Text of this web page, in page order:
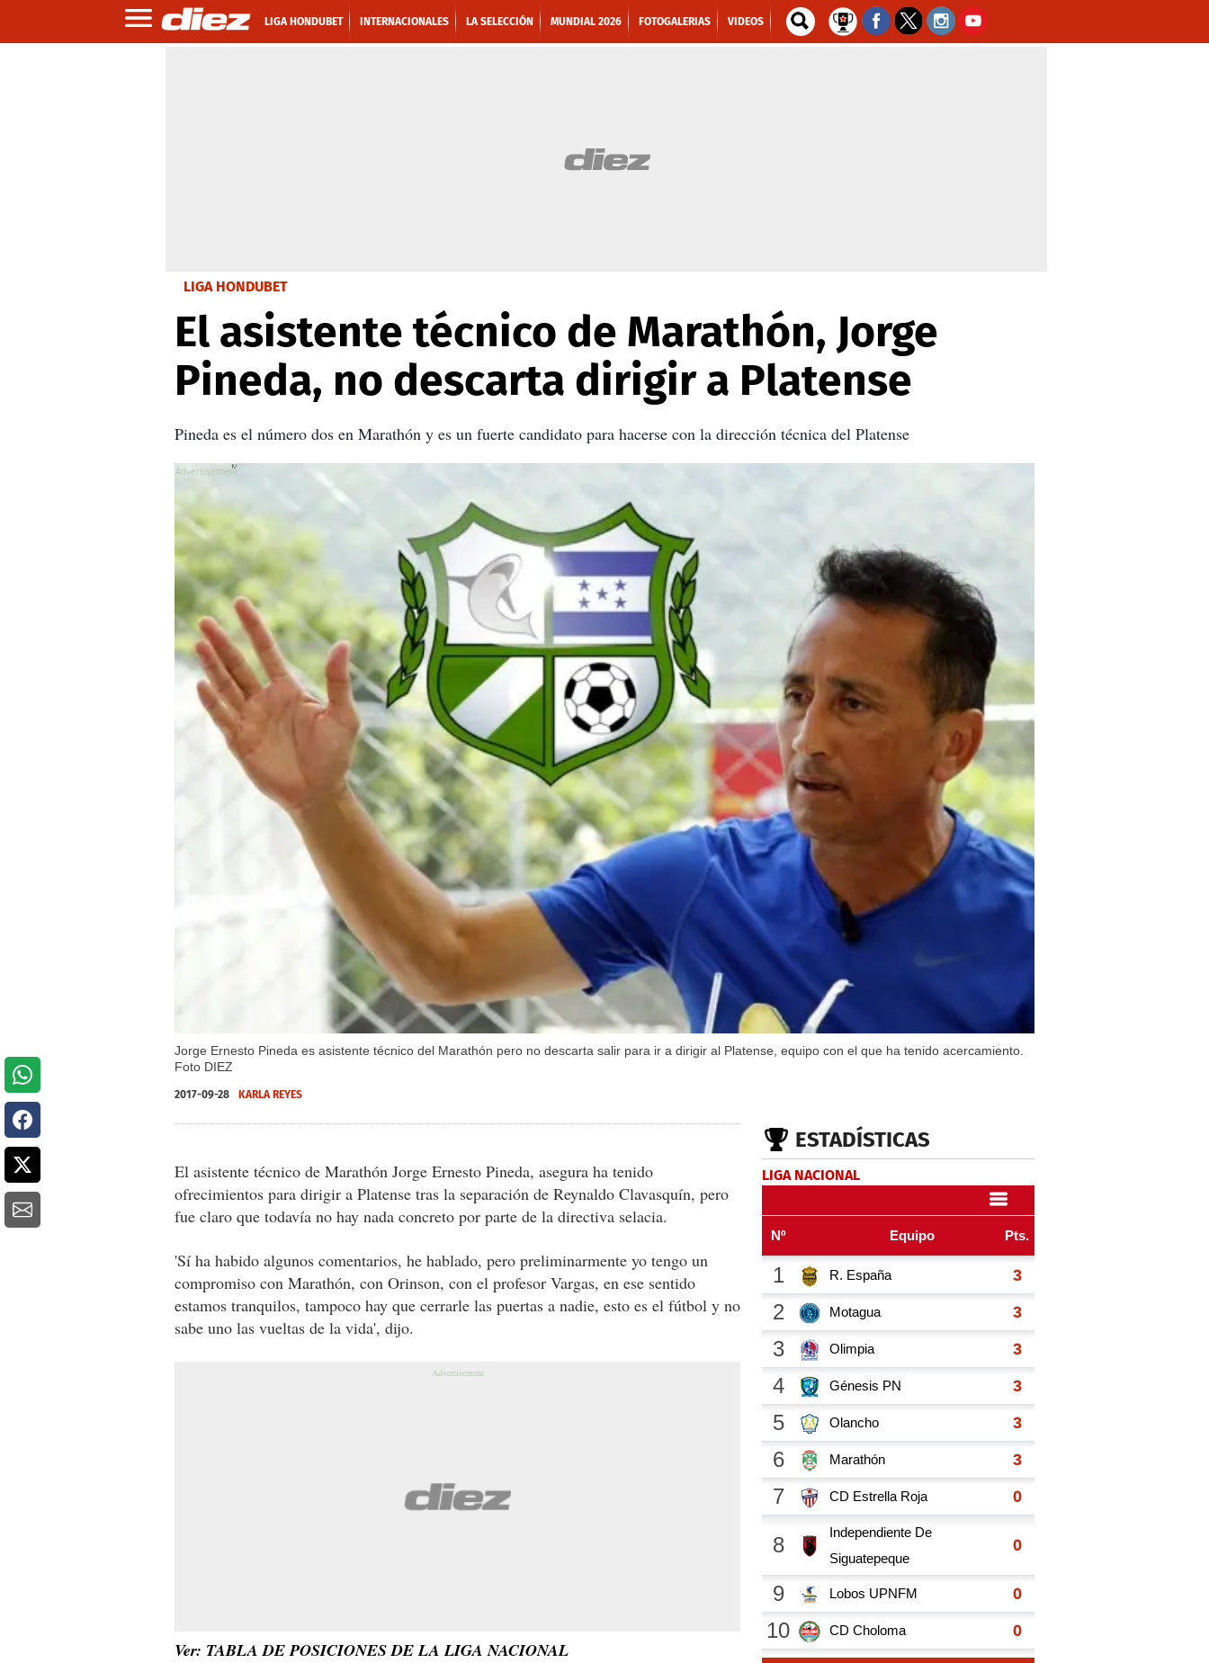
LIGA HONDUBET INTERNACIONALES LA SELECCIÓN MUNDIAL 2026 FOTOGALERIAS VIDEOS
LIGA HONDUBET
El asistente técnico de Marathón, Jorge
Pineda, no descarta dirigir a Platense
Pineda es el número dos en Marathón y es un fuerte candidato para hacerse con la dirección técnica del Platense
Jorge Ernesto Pineda es asistente técnico del Marathón pero no descarta salir para ir a dirigir al Platense, equipo con el que ha tenido acercamiento.
Foto DIEZ
X
2017-09-28 KARLA REYES
El asistente técnico de Marathón Jorge Ernesto Pineda, asegura ha tenido
ofrecimientos para dirigir a Platense tras la separación de Reynaldo Clavasquín, pero
fue claro que todavía no hay nada concreto por parte de la directiva selacia.
'Sí ha habido algunos comentarios, he hablado, pero preliminarmente yo tengo un
compromiso con Marathón, con Orinson, con el profesor Vargas, en ese sentido
estamos tranquilos, tampoco hay que cerrarle las puertas a nadie, esto es el fútbol y no
sabe uno las vueltas de la vida', dijo.
Ver: TABLA DE POSICIONES DE LA LIGA NACIONAL
ESTADÍSTICAS
LIGA NACIONAL